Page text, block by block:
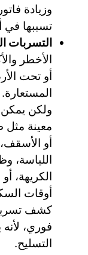
وزيادة
تسببها في
التسربات
الأخطر
أو تحت
ولكن يمكن
معينة مثل
أو
اللياسة،
الكريهة،
أوقات
كشف
فوري، لأنه
التسليح.